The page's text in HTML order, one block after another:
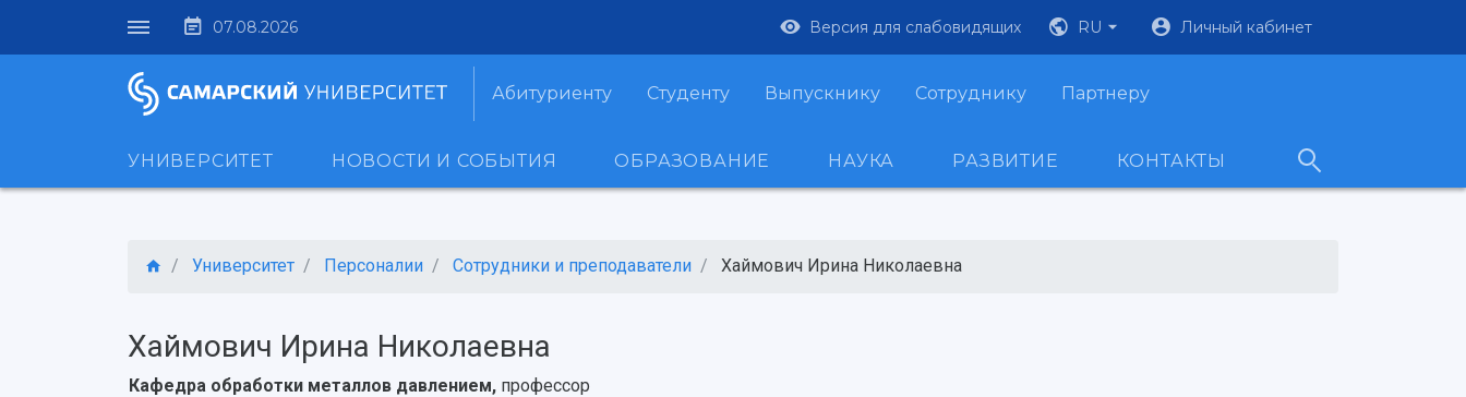
07.08.2026 Версия для слабовидящих RU Личный кабинет
Абитуриенту Студенту Выпускнику Сотруднику Партнеру
УНИВЕРСИТЕТ НОВОСТИ И СОБЫТИЯ ОБРАЗОВАНИЕ НАУКА РАЗВИТИЕ КОНТАКТЫ
Университет Персоналии Сотрудники и преподаватели Хаймович Ирина Николаевна
Хаймович Ирина Николаевна
Кафедра обработки металлов давлением, профессор